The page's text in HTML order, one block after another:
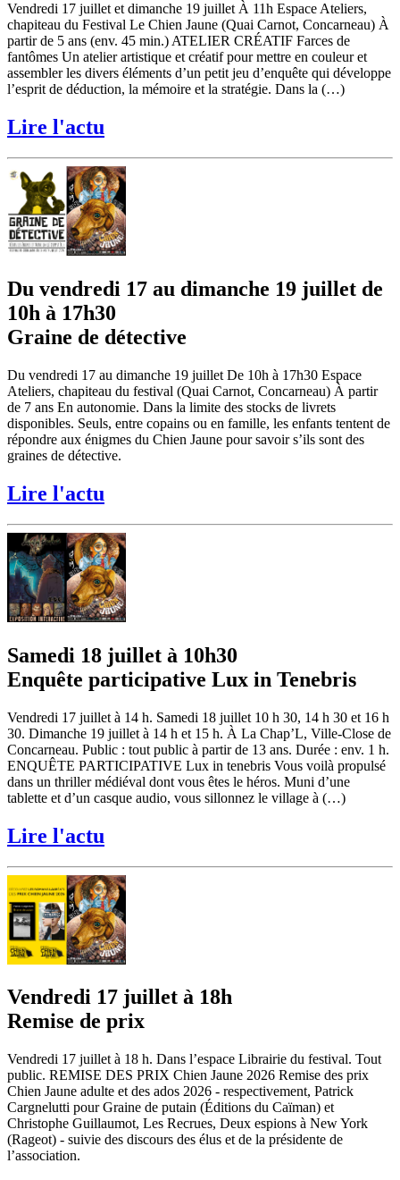
Vendredi 17 juillet et dimanche 19 juillet À 11h Espace Ateliers,
chapiteau du Festival Le Chien Jaune (Quai Carnot, Concarneau) À
partir de 5 ans (env. 45 min.) ATELIER CRÉATIF Farces de
fantômes Un atelier artistique et créatif pour mettre en couleur et
assembler les divers éléments d’un petit jeu d’enquête qui développe
l’esprit de déduction, la mémoire et la stratégie. Dans la (…)
Lire l'actu
Du vendredi 17 au dimanche 19 juillet de
10h à 17h30
Graine de détective
Du vendredi 17 au dimanche 19 juillet De 10h à 17h30 Espace
Ateliers, chapiteau du festival (Quai Carnot, Concarneau) À partir
de 7 ans En autonomie. Dans la limite des stocks de livrets
disponibles. Seuls, entre copains ou en famille, les enfants tentent de
répondre aux énigmes du Chien Jaune pour savoir s’ils sont des
graines de détective.
Lire l'actu
Samedi 18 juillet à 10h30
Enquête participative Lux in Tenebris
Vendredi 17 juillet à 14 h. Samedi 18 juillet 10 h 30, 14 h 30 et 16 h
30. Dimanche 19 juillet à 14 h et 15 h. À La Chap’L, Ville-Close de
Concarneau. Public : tout public à partir de 13 ans. Durée : env. 1 h.
ENQUÊTE PARTICIPATIVE Lux in tenebris Vous voilà propulsé
dans un thriller médiéval dont vous êtes le héros. Muni d’une
tablette et d’un casque audio, vous sillonnez le village à (…)
Lire l'actu
Vendredi 17 juillet à 18h
Remise de prix
Vendredi 17 juillet à 18 h. Dans l’espace Librairie du festival. Tout
public. REMISE DES PRIX Chien Jaune 2026 Remise des prix
Chien Jaune adulte et des ados 2026 - respectivement, Patrick
Cargnelutti pour Graine de putain (Éditions du Caïman) et
Christophe Guillaumot, Les Recrues, Deux espions à New York
(Rageot) - suivie des discours des élus et de la présidente de
l’association.